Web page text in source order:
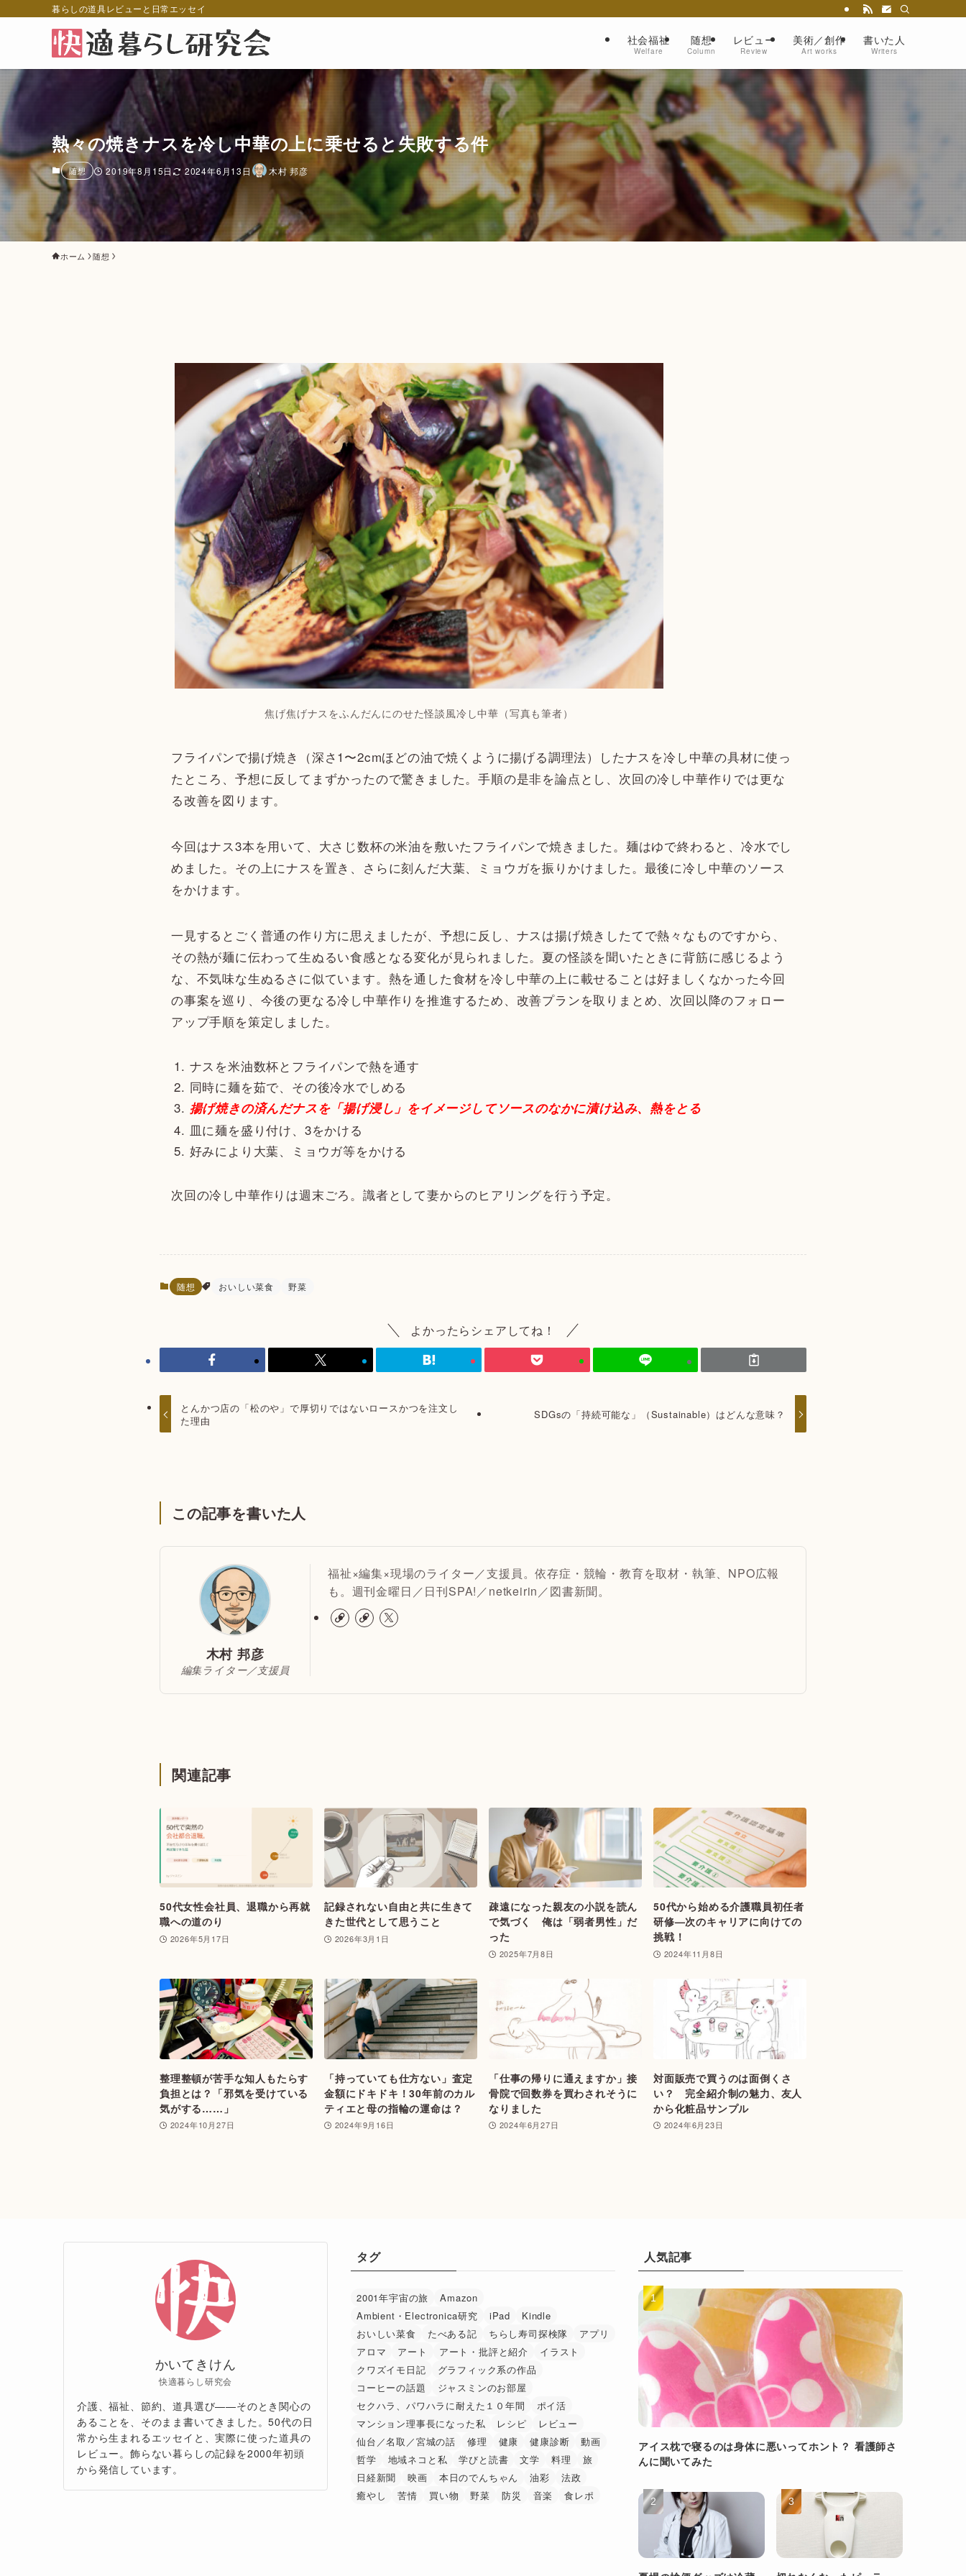
暮らしの道具レビューと日常エッセイ
社会福祉
Welfare
随想
Column
レビュー
Review
美術／創作
Art works
書いた人
Writers
熱々の焼きナスを冷し中華の上に乗せると失敗する件
随想 2019年8月15日 2024年6月13日 木村 邦彦
ホーム 随想
焦げ焦げナスをふんだんにのせた怪談風冷し中華（写真も筆者）
フライパンで揚げ焼き（深さ1〜2cmほどの油で焼くように揚げる調理法）したナスを冷し中華の具材に使っ
たところ、予想に反してまずかったので驚きました。手順の是非を論点とし、次回の冷し中華作りでは更な
る改善を図ります。
今回はナス3本を用いて、大さじ数杯の米油を敷いたフライパンで焼きました。麺はゆで終わると、冷水でし
めました。その上にナスを置き、さらに刻んだ大葉、ミョウガを振りかけました。最後に冷し中華のソース
をかけます。
一見するとごく普通の作り方に思えましたが、予想に反し、ナスは揚げ焼きしたてで熱々なものですから、
その熱が麺に伝わって生ぬるい食感となる変化が見られました。夏の怪談を聞いたときに背筋に感じるよう
な、不気味な生ぬるさに似ています。熱を通した食材を冷し中華の上に載せることは好ましくなかった今回
の事案を巡り、今後の更なる冷し中華作りを推進するため、改善プランを取りまとめ、次回以降のフォロー
アップ手順を策定しました。
ナスを米油数杯とフライパンで熱を通す
同時に麺を茹で、その後冷水でしめる
揚げ焼きの済んだナスを「揚げ浸し」をイメージしてソースのなかに漬け込み、熱をとる
皿に麺を盛り付け、3をかける
好みにより大葉、ミョウガ等をかける
次回の冷し中華作りは週末ごろ。識者として妻からのヒアリングを行う予定。
随想 おいしい菜食 野菜
よかったらシェアしてね！
とんかつ店の「松のや」で厚切りではないロースかつを注文し
た理由
SDGsの「持続可能な」（Sustainable）はどんな意味？
この記事を書いた人
木村 邦彦
編集ライター／支援員
福祉×編集×現場のライター／支援員。依存症・競輪・教育を取材・執筆、NPO広報
も。週刊金曜日／日刊SPA!／netkeirin／図書新聞。
関連記事
50代女性会社員、退職から再就
職への道のり
2026年5月17日
記録されない自由と共に生きて
きた世代として思うこと
2026年3月1日
疎遠になった親友の小説を読ん
で気づく 俺は「弱者男性」だ
った
2025年7月8日
50代から始める介護職員初任者
研修—次のキャリアに向けての
挑戦！
2024年11月8日
整理整頓が苦手な知人もたらす
負担とは？「邪気を受けている
気がする……」
2024年10月27日
「持っていても仕方ない」査定
金額にドキドキ！30年前のカル
ティエと母の指輪の運命は？
2024年9月16日
「仕事の帰りに通えますか」接
骨院で回数券を買わされそうに
なりました
2024年6月27日
対面販売で買うのは面倒くさ
い？ 完全紹介制の魅力、友人
から化粧品サンプル
2024年6月23日
かいてきけん
快適暮らし研究会
介護、福祉、節約、道具選び——そのとき関心の
あることを、そのまま書いてきました。50代の日
常から生まれるエッセイと、実際に使った道具の
レビュー。飾らない暮らしの記録を2000年初頭
から発信しています。
タグ
2001年宇宙の旅
Amazon
Ambient・Electronica研究
iPad
Kindle
おいしい菜食
たべある記 ちらし寿司探検隊
アプリ
アロマ
アート アート・批評と紹介
イラスト
クワズイモ日記
グラフィック系の作品
コーヒーの話題
ジャスミンのお部屋
セクハラ、パワハラに耐えた１０年間
ポイ活
マンション理事長になった私
レシピ
レビュー
仙台／名取／宮城の話
修理 健康 健康診断
動画
哲学
地域ネコと私 学びと読書 文学 料理
旅
日経新聞
映画 本日のでんちゃん 油彩
法政
癒やし
苦情 買い物 野菜 防災 音楽 食レポ
人気記事
アイス枕で寝るのは身体に悪いってホント？ 看護師さ
んに聞いてみた